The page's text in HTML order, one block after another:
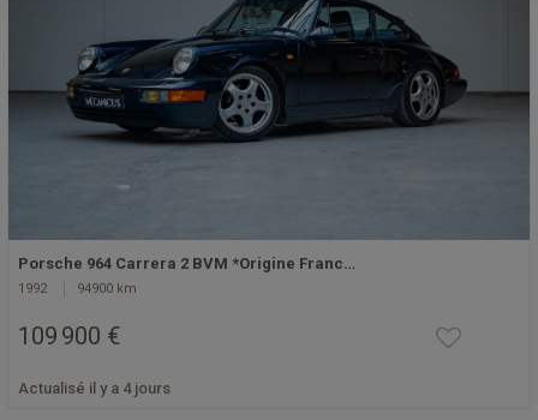
Porsche 964 Carrera 2 BVM *Origine Franc…
1992 94900 km
109 900 €
Actualisé il y a 4 jours